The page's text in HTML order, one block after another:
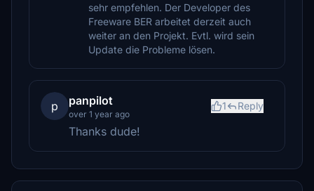
sehr empfehlen. Der Developer des
Freeware BER arbeitet derzeit auch
weiter an den Projekt. Evtl. wird sein
Update die Probleme lösen.
p panpilot
over 1 year ago
1 Reply
Thanks dude!